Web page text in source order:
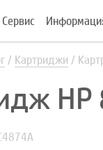
Сервис
Картриджи
HP